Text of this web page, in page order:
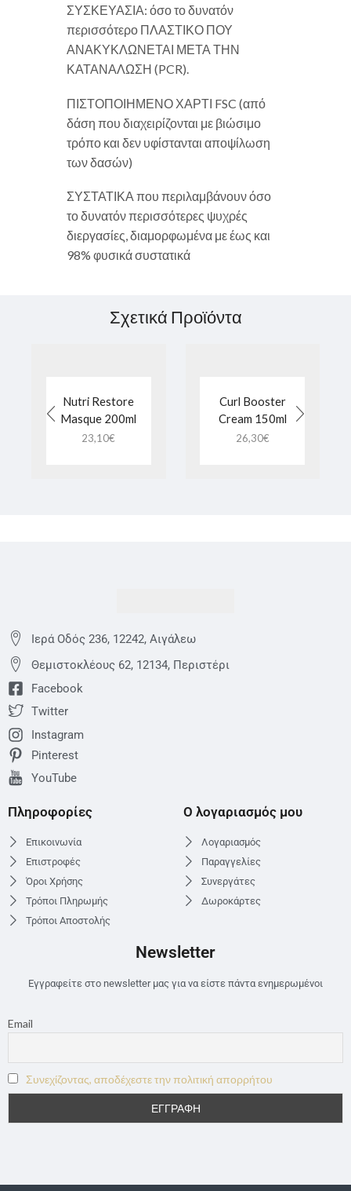
ΣΥΣΚΕΥΑΣΙΑ: όσο το δυνατόν
περισσότερο ΠΛΑΣΤΙΚΟ ΠΟΥ
ΑΝΑΚΥΚΛΩΝΕΤΑΙ ΜΕΤΑ ΤΗΝ
ΚΑΤΑΝΑΛΩΣΗ (PCR).
ΠΙΣΤΟΠΟΙΗΜΕΝΟ ΧΑΡΤΙ FSC (από
δάση που διαχειρίζονται με βιώσιμο
τρόπο και δεν υφίστανται αποψίλωση
των δασών)
ΣΥΣΤΑΤΙΚΑ που περιλαμβάνουν όσο
το δυνατόν περισσότερες ψυχρές
διεργασίες, διαμορφωμένα με έως και
98% φυσικά συστατικά
Σχετικά Προϊόντα
Nutri Restore
Masque 200ml
23,10€
Curl Booster
Cream 150ml
26,30€
Ιερά Οδός 236, 12242, Αιγάλεω
Θεμιστoκλέους 62, 12134, Περιστέρι
Facebook
Twitter
Instagram
Pinterest
YouTube
Πληροφορίες
Επικοινωνία
Επιστροφές
Όροι Χρήσης
Τρόποι Πληρωμής
Τρόποι Αποστολής
Ο λογαριασμός μου
Λογαριασμός
Παραγγελίες
Συνεργάτες
Δωροκάρτες
Newsletter
Εγγραφείτε στο newsletter μας για να είστε πάντα ενημερωμένοι
Email
Συνεχίζοντας, αποδέχεστε την πολιτική απορρήτου